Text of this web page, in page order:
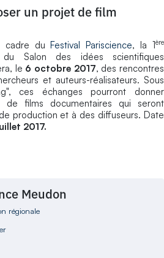
un projet de film
cadre duFestival Pariscience, la 1ère
du Salon des idées scientifiques
le 6 octobre 2017, des rencontres
et auteurs-réalisateurs. Sous
ces échanges pourront donner
de films documentaires qui seront
production et à des diffuseurs. Date
2017.
Meudon
régionale